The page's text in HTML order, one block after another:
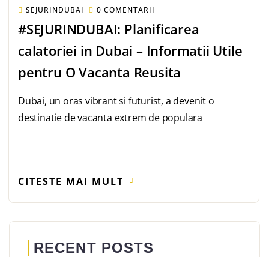
SEJURINDUBAI 0 COMENTARII
#SEJURINDUBAI: Planificarea
calatoriei in Dubai – Informatii Utile
pentru O Vacanta Reusita
Dubai, un oras vibrant si futurist, a devenit o
destinatie de vacanta extrem de populara
CITESTE MAI MULT
RECENT POSTS